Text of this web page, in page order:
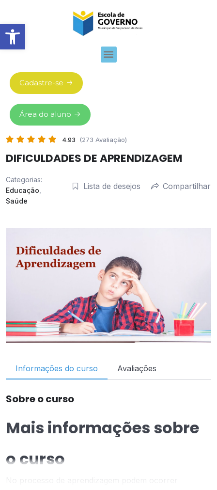
Abrir barra de ferramentas
Cadastre-se
Área do aluno
4.93 (273 Avaliação)
DIFICULDADES DE APRENDIZAGEM
Categorias:
Educação
Saúde
Lista de desejos Compartilhar
Informações do curso Avaliações
Sobre o curso
Mais informações sobre
o curso